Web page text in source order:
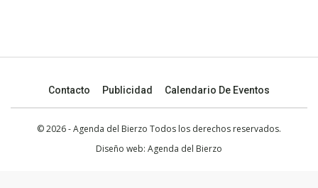
Contacto Publicidad Calendario De Eventos
© 2026 - Agenda del Bierzo Todos los derechos reservados.
Diseño web: Agenda del Bierzo